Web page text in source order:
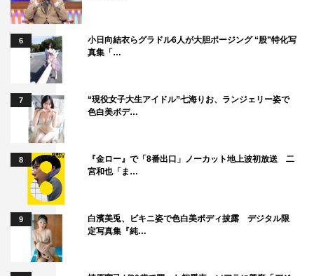
6
小日向結衣らグラドル6人が大胆ポージング “股”特化写
真集「…
7
“現役女子大生アイドル”七海りお、ランジェリー姿で
色白美ボデ…
8
『金ロー』で「8番出口」ノーカット地上波初放送 二
宮和也「ま…
9
白濱美兎、ビキニ姿で色白美ボディ披露 デジタル限
定写真集『純…